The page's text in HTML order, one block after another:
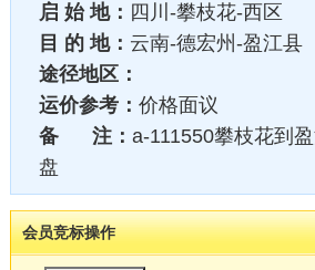
启 始 地： 四川-攀枝花-西区
目 的 地： 云南-德宏州-盈江县
途径地区：
运价参考： 价格面议
备 注： a-111550攀枝花到
盘
会员竞标操作